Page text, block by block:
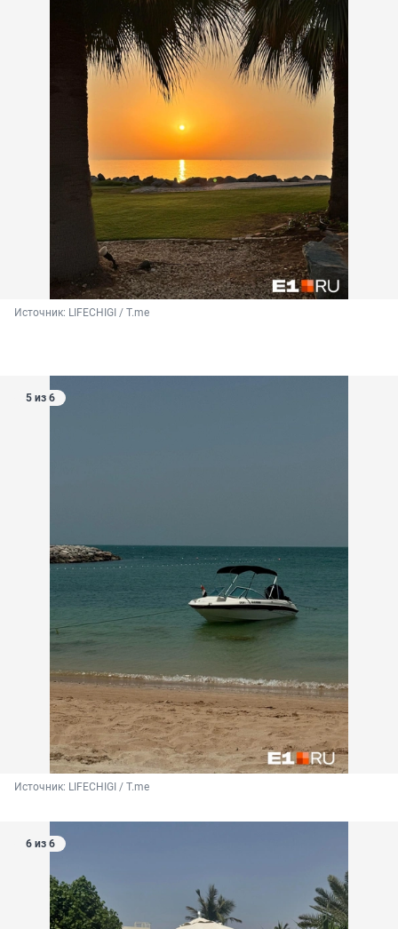
Источник: LIFECHIGI / Т.me
5 из 6
Источник: LIFECHIGI / Т.me
6 из 6